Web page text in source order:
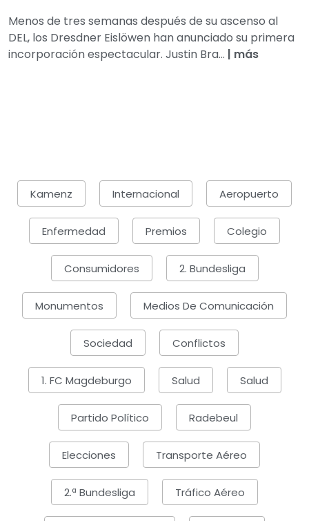
Menos de tres semanas después de su ascenso al
DEL, los Dresdner Eislöwen han anunciado su primera
incorporación espectacular. Justin Bra... | más
Kamenz Internacional Aeropuerto
Enfermedad Premios Colegio
Consumidores 2. Bundesliga
Monumentos Medios De Comunicación
Sociedad Conflictos
1. FC Magdeburgo Salud Salud
Partido Político Radebeul
Elecciones Transporte Aéreo
2.ª Bundesliga Tráfico Aéreo